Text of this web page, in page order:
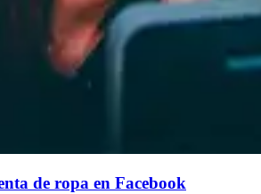
de ropa en Facebook